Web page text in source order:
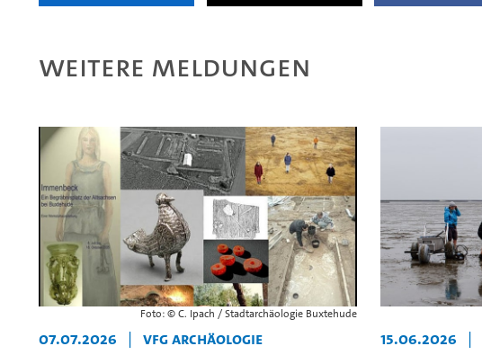
Weitere Meldungen
Foto: © C. Ipach / Stadtarchäologie Buxtehude
07.07.2026 | VFG Archäologie 15.06.2026 |